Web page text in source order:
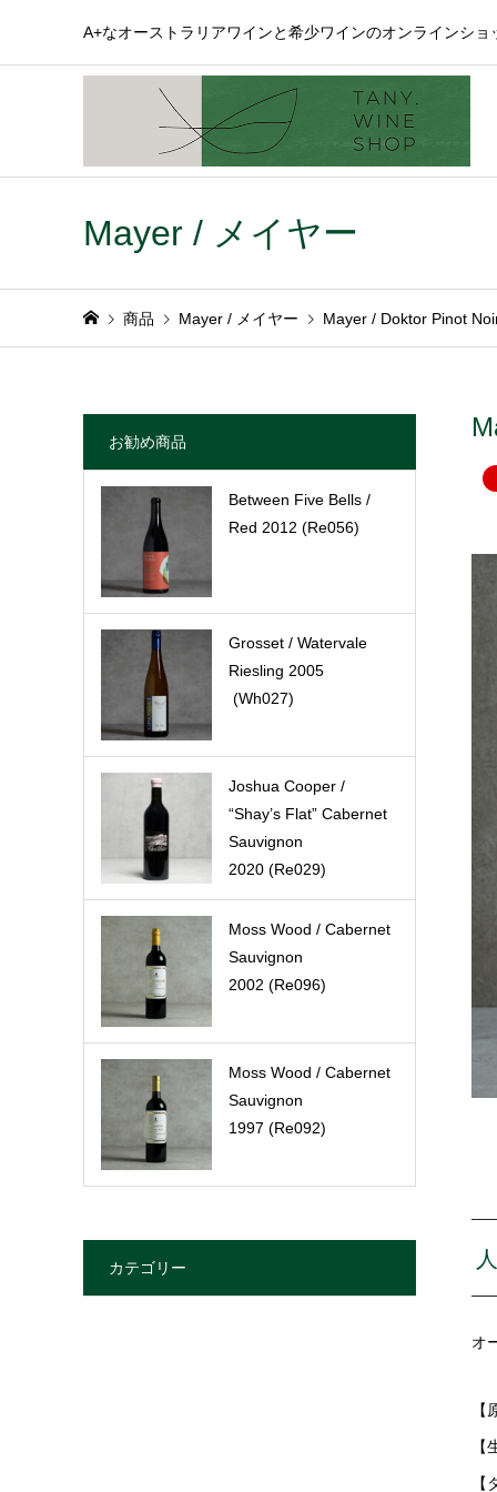
A+なオーストラリアワインと希少ワインのオンラインショ
Mayer / メイヤー
商品 Mayer / メイヤー Mayer / Doktor Pinot
オ
お勧め商品
Between Five Bells /
Red 2012 (Re056)
Grosset / Watervale
Riesling 2005
(Wh027)
Joshua Cooper /
“Shay’s Flat” Cabernet
Sauvignon
2020 (Re029)
Moss Wood / Cabernet
Sauvignon
2002 (Re096)
Moss Wood / Cabernet
Sauvignon
1997 (Re092)
カテゴリー